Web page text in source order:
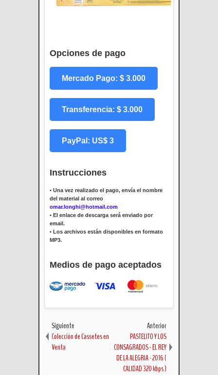
Opciones de pago
Mercado Pago: $ 3.000
Transferencia: $ 3.000
PayPal: US$ 3
Instrucciones
• Una vez realizado el pago, envía el nombre
del material al correo
omar.longhi@hotmail.com
• El enlace de descarga será enviado por
email.
• Los archivos están disponibles en formato
MP3.
Medios de pago aceptados
Siguiente
Colección de Cassetes en
Venta
Anterior
PASTELITO Y LOS
CONSAGRADOS - EL REY
DE LA ALEGRIA - 2016 (
CALIDAD 320 kbps )